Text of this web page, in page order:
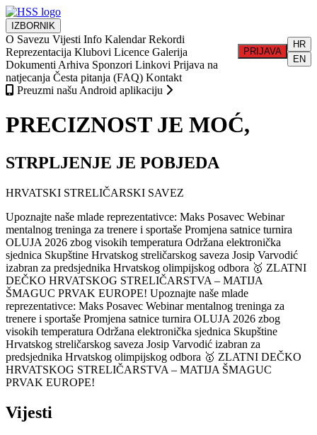
IZBORNIK
O Savezu Vijesti Info Kalendar Rekordi
Reprezentacija Klubovi Licence Galerija
Dokumenti Arhiva Sponzori Linkovi Prijava na
natjecanja Česta pitanja (FAQ) Kontakt
PRIJAVA
HR
EN
Preuzmi našu Android aplikaciju
PRECIZNOST JE MOĆ,
STRPLJENJE JE POBJEDA
HRVATSKI STRELIČARSKI SAVEZ
Upoznajte naše mlade reprezentativce: Maks Posavec Webinar
mentalnog treninga za trenere i sportaše Promjena satnice turnira
OLUJA 2026 zbog visokih temperatura Održana elektronička
sjednica Skupštine Hrvatskog streličarskog saveza Josip Varvodić
izabran za predsjednika Hrvatskog olimpijskog odbora 🥇 ZLATNI
DEČKO HRVATSKOG STRELIČARSTVA – MATIJA
ŠMAGUC PRVAK EUROPE! Upoznajte naše mlade
reprezentativce: Maks Posavec Webinar mentalnog treninga za
trenere i sportaše Promjena satnice turnira OLUJA 2026 zbog
visokih temperatura Održana elektronička sjednica Skupštine
Hrvatskog streličarskog saveza Josip Varvodić izabran za
predsjednika Hrvatskog olimpijskog odbora 🥇 ZLATNI DEČKO
HRVATSKOG STRELIČARSTVA – MATIJA ŠMAGUC
PRVAK EUROPE!
Vijesti